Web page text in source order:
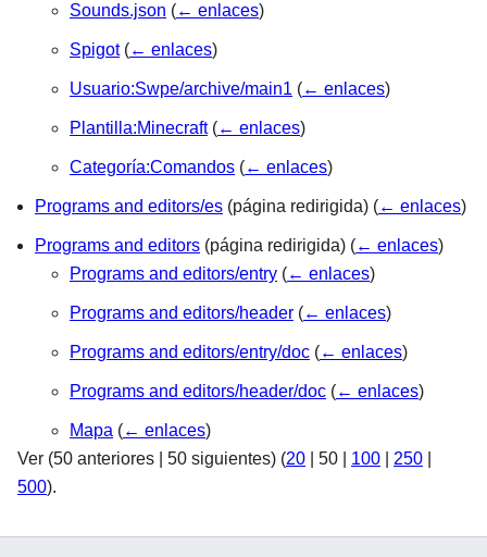
Sounds.json (← enlaces)
Spigot (← enlaces)
Usuario:Swpe/archive/main1 (← enlaces)
Plantilla:Minecraft (← enlaces)
Categoría:Comandos (← enlaces)
Programs and editors/es (página redirigida) (← enlaces)
Programs and editors (página redirigida) (← enlaces)
Programs and editors/entry (← enlaces)
Programs and editors/header (← enlaces)
Programs and editors/entry/doc (← enlaces)
Programs and editors/header/doc (← enlaces)
Mapa (← enlaces)
Ver (50 anteriores 50 siguientes) (20 50 100 250
500).